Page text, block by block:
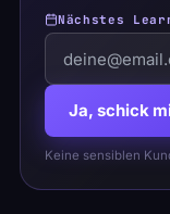
Nächstes
Ja, schick
Keine sensiblen